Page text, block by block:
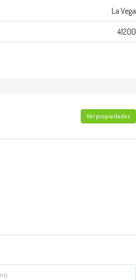
La Vega
41200
Ver propiedades